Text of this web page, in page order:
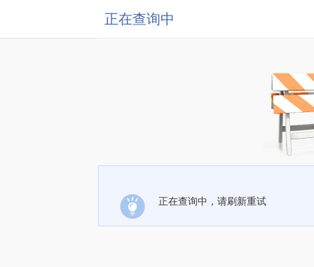
正在查询中
正在查询中，请刷新重试